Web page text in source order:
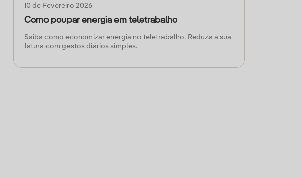
eficientes para o seu consumo energético, por isso, neste
artigo exploramos tudo o que precisa de saber sobre o CPE.
10 de Fevereiro 2026
Como poupar energia em teletrabalho
Saiba como economizar energia no teletrabalho. Reduza a sua
fatura com gestos diários simples.